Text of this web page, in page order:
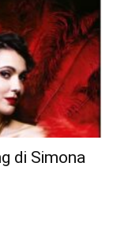
di Simona